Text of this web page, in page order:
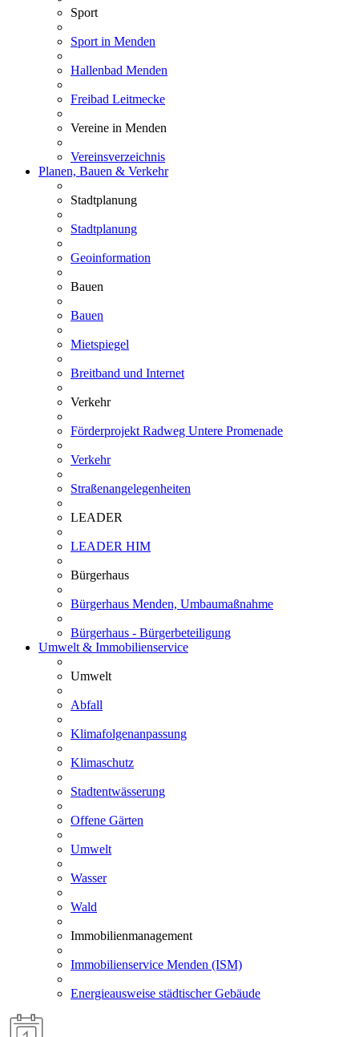
Sport
Sport in Menden
Hallenbad Menden
Freibad Leitmecke
Vereine in Menden
Vereinsverzeichnis
Planen, Bauen & Verkehr
Stadtplanung
Stadtplanung
Geoinformation
Bauen
Bauen
Mietspiegel
Breitband und Internet
Verkehr
Förderprojekt Radweg Untere Promenade
Verkehr
Straßenangelegenheiten
LEADER
LEADER HIM
Bürgerhaus
Bürgerhaus Menden, Umbaumaßnahme
Bürgerhaus - Bürgerbeteiligung
Umwelt & Immobilienservice
Umwelt
Abfall
Klimafolgenanpassung
Klimaschutz
Stadtentwässerung
Offene Gärten
Umwelt
Wasser
Wald
Immobilienmanagement
Immobilienservice Menden (ISM)
Energieausweise städtischer Gebäude